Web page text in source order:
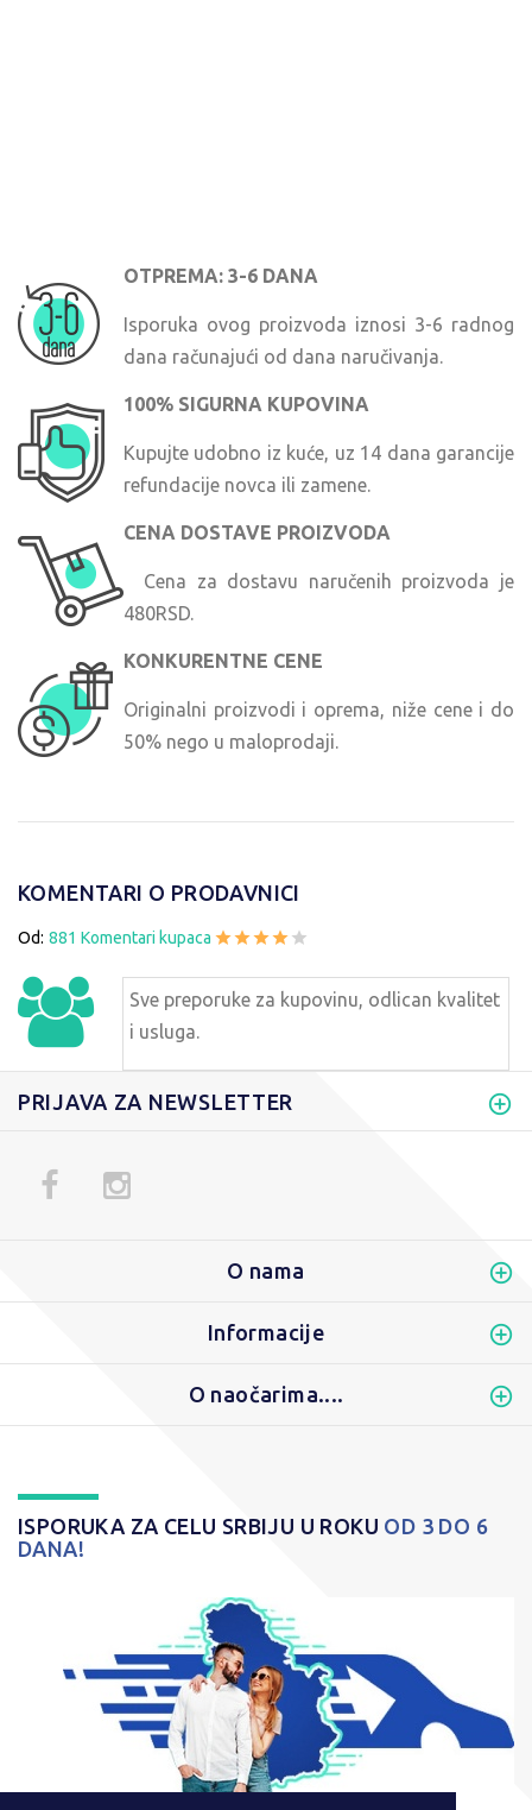
OTPREMA: 3-6 DANA
Isporuka ovog proizvoda iznosi 3-6 radnog
dana računajući od dana naručivanja.
100% SIGURNA KUPOVINA
Kupujte udobno iz kuće, uz 14 dana garancije
refundacije novca ili zamene.
CENA DOSTAVE PROIZVODA
Cena za dostavu naručenih proizvoda je
480RSD.
KONKURENTNE CENE
Originalni proizvodi i oprema, niže cene i do
50% nego u maloprodaji.
KOMENTARI O PRODAVNICI
Od: 881 Komentari kupaca
Sve preporuke za kupovinu, odlican kvalitet
i usluga.
PRIJAVA ZA NEWSLETTER
O nama
Informacije
O naočarima....
ISPORUKA ZA CELU SRBIJU U ROKU OD 3 DO 6
DANA!